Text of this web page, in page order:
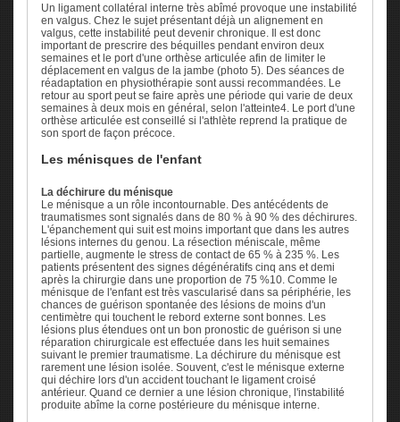
Un ligament collatéral interne très abîmé provoque une instabilité
en valgus. Chez le sujet présentant déjà un alignement en
valgus, cette instabilité peut devenir chronique. Il est donc
important de prescrire des béquilles pendant environ deux
semaines et le port d'une orthèse articulée afin de limiter le
déplacement en valgus de la jambe (photo 5). Des séances de
réadaptation en physiothérapie sont aussi recommandées. Le
retour au sport peut se faire après une période qui varie de deux
semaines à deux mois en général, selon l'atteinte4. Le port d'une
orthèse articulée est conseillé si l'athlète reprend la pratique de
son sport de façon précoce.
Les ménisques de l'enfant
La déchirure du ménisque
Le ménisque a un rôle incontournable. Des antécédents de
traumatismes sont signalés dans de 80 % à 90 % des déchirures.
L'épanchement qui suit est moins important que dans les autres
lésions internes du genou. La résection méniscale, même
partielle, augmente le stress de contact de 65 % à 235 %. Les
patients présentent des signes dégénératifs cinq ans et demi
après la chirurgie dans une proportion de 75 %10. Comme le
ménisque de l'enfant est très vascularisé dans sa périphérie, les
chances de guérison spontanée des lésions de moins d'un
centimètre qui touchent le rebord externe sont bonnes. Les
lésions plus étendues ont un bon pronostic de guérison si une
réparation chirurgicale est effectuée dans les huit semaines
suivant le premier traumatisme. La déchirure du ménisque est
rarement une lésion isolée. Souvent, c'est le ménisque externe
qui déchire lors d'un accident touchant le ligament croisé
antérieur. Quand ce dernier a une lésion chronique, l'instabilité
produite abîme la corne postérieure du ménisque interne.